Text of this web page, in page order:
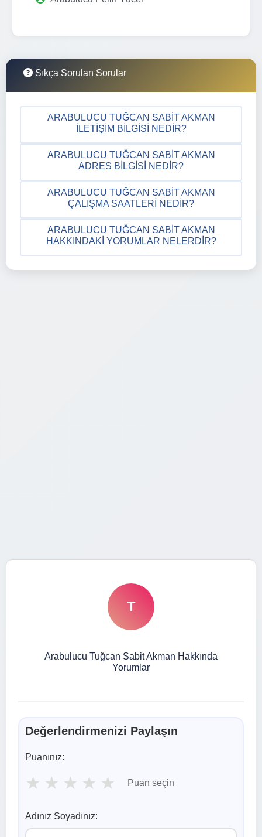
Sıkça Sorulan Sorular
ARABULUCU TUĞCAN SABIT AKMAN
İLETIŞIM BILGISI NEDIR?
ARABULUCU TUĞCAN SABIT AKMAN
ADRES BILGISI NEDIR?
ARABULUCU TUĞCAN SABIT AKMAN
ÇALIŞMA SAATLERI NEDIR?
ARABULUCU TUĞCAN SABIT AKMAN
HAKKINDAKI YORUMLAR NELERDIR?
T
Arabulucu Tuğcan Sabit Akman Hakkında
Yorumlar
Değerlendirmenizi Paylaşın
Puanınız:
★ ★ ★ ★ ★ Puan seçin
Adınız Soyadınız: